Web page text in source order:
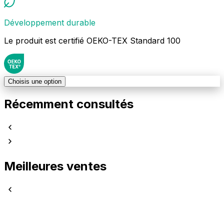
Développement durable
Le produit est certifié OEKO-TEX Standard 100
Choisis une option
Récemment consultés
Meilleures ventes